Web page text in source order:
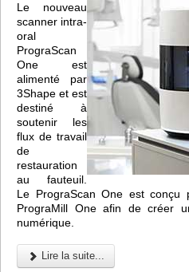
Le nouveau
scanner intra-
oral
PrograScan
One est
alimenté par
3Shape et est
destiné à
soutenir les
flux de travail
de
restauration
au fauteuil.
Le PrograScan One est conçu
PrograMill One afin de créer
numérique.
Lire la suite...